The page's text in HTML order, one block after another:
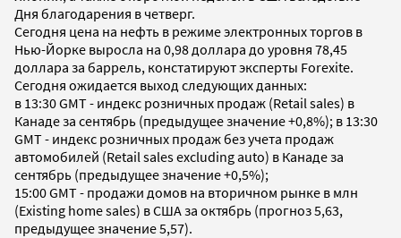
Дня благодарения в четверг.
Сегодня цена на нефть в режиме электронных торгов в
Нью-Йорке выросла на 0,98 доллара до уровня 78,45
доллара за баррель, констатируют эксперты Forexite.
Сегодня ожидается выход следующих данных:
в 13:30 GMT - индекс розничных продаж (Retail sales) в
Канаде за сентябрь (предыдущее значение +0,8%); в 13:30
GMT - индекс розничных продаж без учета продаж
автомобилей (Retail sales excluding auto) в Канаде за
сентябрь (предыдущее значение +0,5%);
15:00 GMT - продажи домов на вторичном рынке в млн
(Existing home sales) в США за октябрь (прогноз 5,63,
предыдущее значение 5,57).